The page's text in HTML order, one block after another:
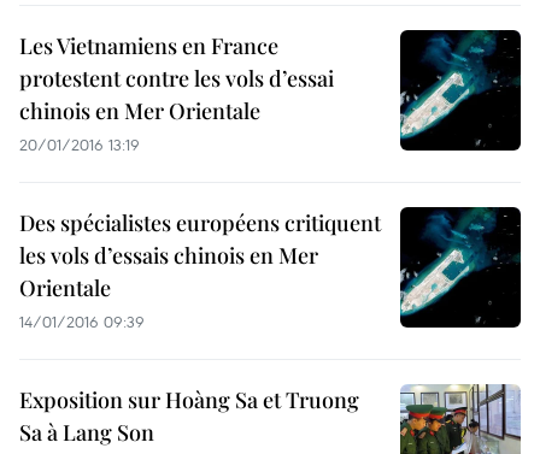
Les Vietnamiens en France
protestent contre les vols d’essai
chinois en Mer Orientale
20/01/2016 13:19
Des spécialistes européens critiquent
les vols d’essais chinois en Mer
Orientale
14/01/2016 09:39
Exposition sur Hoàng Sa et Truong
Sa à Lang Son